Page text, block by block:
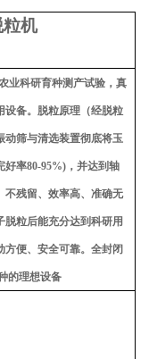
粒机
业科研育种测产试验，真
设备。脱粒原理（经脱粒
动筛与清选装置彻底将玉
好率80-95%)，并达到轴
不残留、效率高、准确无
粒后能充分达到科研用
便、安全可靠。全封闭
的理想设备